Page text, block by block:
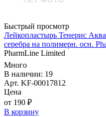
Быстрый просмотр
Лейкопластырь Тенерис
серебра на полимерн. осн.
PharmLine Limited
Много
В наличии: 19
Арт. KF-00017812
Цена
от 190 ₽
В корзину